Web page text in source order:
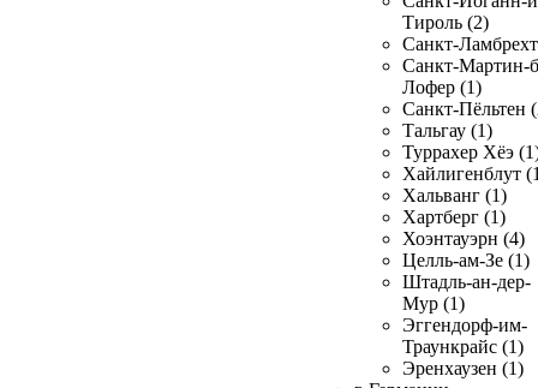
Тироль (2)
Санкт-
Санкт-Мартин-
Лофер (1)
Санкт-Пёльтен
Тальгау (1)
Туррахер Хёэ
Хайлигенблут
Хальванг (1)
Хартберг (1)
Хоэнтауэрн (4)
Целль-ам-Зе (1)
Штадль-ан-дер-
Мур (1)
Эггендорф-им-
Траункрайс (1)
Эренхаузен (1)